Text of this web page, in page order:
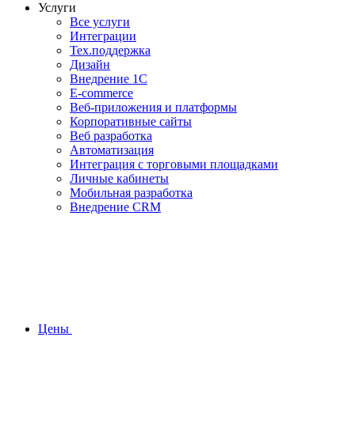
Услуги
Все услуги
Интеграции
Тех.поддержка
Дизайн
Внедрение 1С
E-commerce
Веб-приложения и платформы
Корпоративные сайты
Веб разработка
Автоматизация
Интеграция с торговыми площадками
Личные кабинеты
Мобильная разработка
Внедрение CRM
Цены